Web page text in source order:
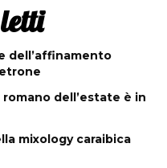
dell’affinamento
dell’estate è in
mixology caraibica